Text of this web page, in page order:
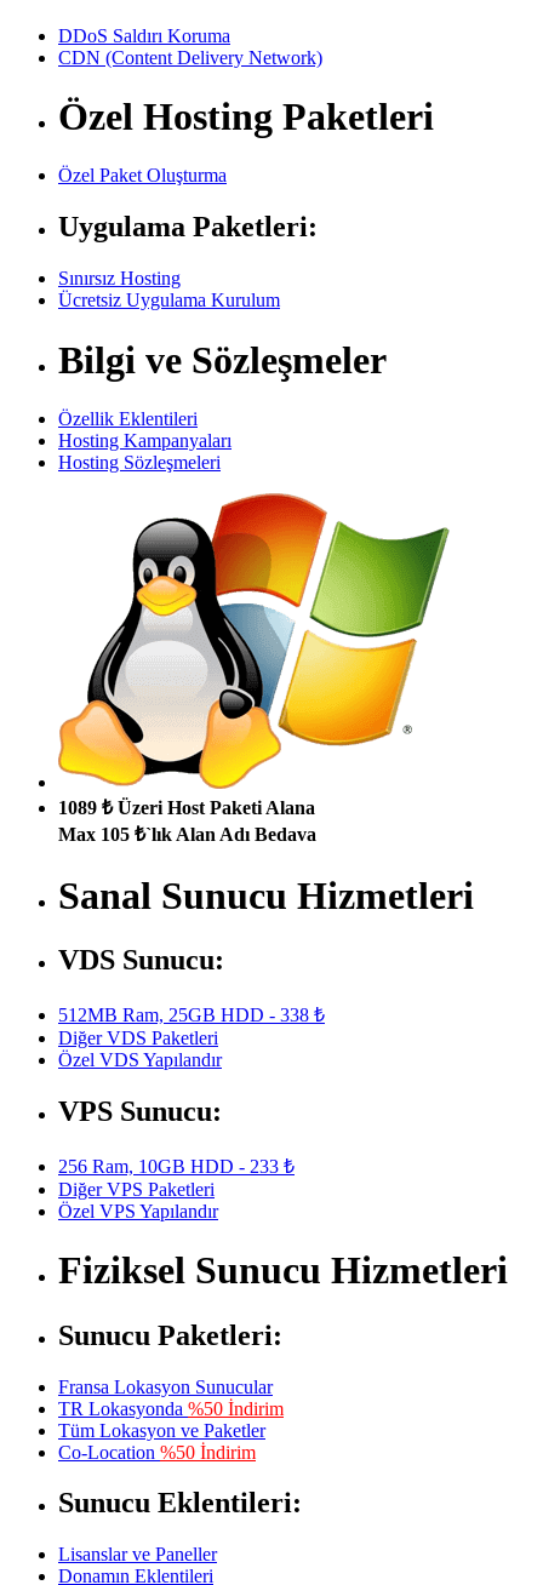
DDoS Saldırı Koruma
CDN (Content Delivery Network)
Özel Hosting Paketleri
Özel Paket Oluşturma
Uygulama Paketleri:
Sınırsız Hosting
Ücretsiz Uygulama Kurulum
Bilgi ve Sözleşmeler
Özellik Eklentileri
Hosting Kampanyaları
Hosting Sözleşmeleri
1089 ₺ Üzeri Host Paketi Alana
Max 105 ₺`lık Alan Adı Bedava
Sanal Sunucu Hizmetleri
VDS Sunucu:
512MB Ram, 25GB HDD - 338 ₺
Diğer VDS Paketleri
Özel VDS Yapılandır
VPS Sunucu:
256 Ram, 10GB HDD - 233 ₺
Diğer VPS Paketleri
Özel VPS Yapılandır
Fiziksel Sunucu Hizmetleri
Sunucu Paketleri:
Fransa Lokasyon Sunucular
TR Lokasyonda %50 İndirim
Tüm Lokasyon ve Paketler
Co-Location %50 İndirim
Sunucu Eklentileri:
Lisanslar ve Paneller
Donamın Eklentileri